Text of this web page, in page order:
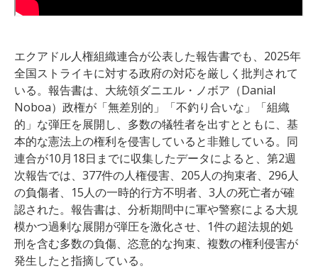
エクアドル人権組織連合が公表した報告書でも、2025年
全国ストライキに対する政府の対応を厳しく批判されて
いる。報告書は、大統領ダニエル・ノボア（Danial
Noboa）政権が「無差別的」「不釣り合いな」「組織
的」な弾圧を展開し、多数の犠牲者を出すとともに、基
本的な憲法上の権利を侵害していると非難している。同
連合が10月18日までに収集したデータによると、第2週
次報告では、377件の人権侵害、205人の拘束者、296人
の負傷者、15人の一時的行方不明者、3人の死亡者が確
認された。報告書は、分析期間中に軍や警察による大規
模かつ過剰な展開が弾圧を激化させ、1件の超法規的処
刑を含む多数の負傷、恣意的な拘束、複数の権利侵害が
発生したと指摘している。